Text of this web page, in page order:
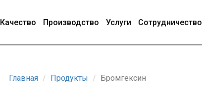
Качество Производство Услуги Сотрудничество
Главная Продукты Бромгексин